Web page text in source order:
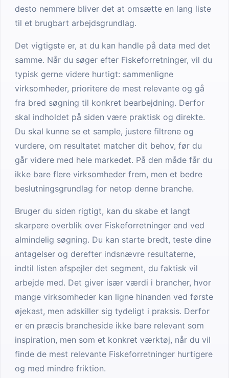
desto nemmere bliver det at omsætte en lang liste
til et brugbart arbejdsgrundlag.
Det vigtigste er, at du kan handle på data med det
samme. Når du søger efter Fiskeforretninger, vil du
typisk gerne videre hurtigt: sammenligne
virksomheder, prioritere de mest relevante og gå
fra bred søgning til konkret bearbejdning. Derfor
skal indholdet på siden være praktisk og direkte.
Du skal kunne se et sample, justere filtrene og
vurdere, om resultatet matcher dit behov, før du
går videre med hele markedet. På den måde får du
ikke bare flere virksomheder frem, men et bedre
beslutningsgrundlag for netop denne branche.
Bruger du siden rigtigt, kan du skabe et langt
skarpere overblik over Fiskeforretninger end ved
almindelig søgning. Du kan starte bredt, teste dine
antagelser og derefter indsnævre resultaterne,
indtil listen afspejler det segment, du faktisk vil
arbejde med. Det giver især værdi i brancher, hvor
mange virksomheder kan ligne hinanden ved første
øjekast, men adskiller sig tydeligt i praksis. Derfor
er en præcis brancheside ikke bare relevant som
inspiration, men som et konkret værktøj, når du vil
finde de mest relevante Fiskeforretninger hurtigere
og med mindre friktion.